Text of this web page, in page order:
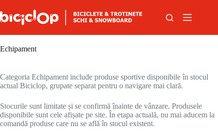
Echipament
Categoria Echipament include produse sportive disponibile în stocul
actual Biciclop, grupate separat pentru o navigare mai clară.
Stocurile sunt limitate și se confirmă înainte de vânzare. Produsele
disponibile sunt cele afișate pe site. În etapa actuală, nu mai aducem la
comandă produse care nu se află în stocul existent.